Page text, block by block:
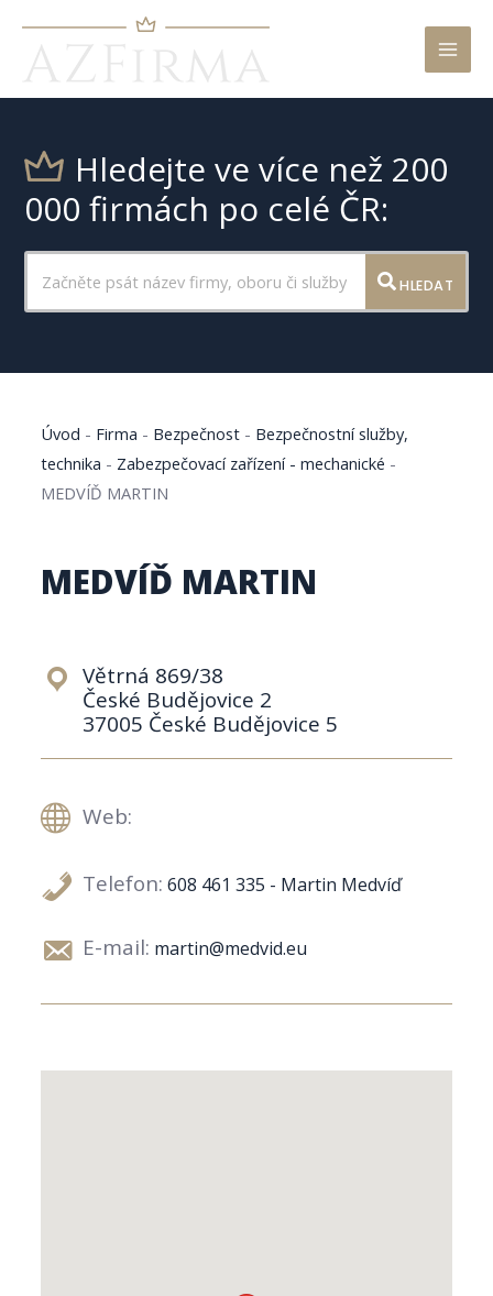
Hledejte ve více než 200
000 firmách po celé ČR:
HLEDAT
Úvod - Firma - Bezpečnost - Bezpečnostní služby,
technika - Zabezpečovací zařízení - mechanické -
MEDVÍĎ MARTIN
MEDVÍĎ MARTIN
Větrná 869/38
České Budějovice 2
37005 České Budějovice 5
Web:
Telefon: 608 461 335 - Martin Medvíď
E-mail: martin@medvid.eu